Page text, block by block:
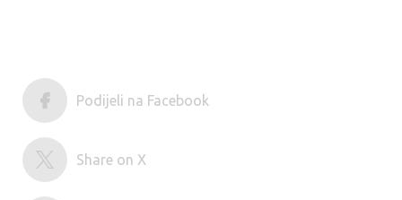
Podijeli na Facebook
Share on X